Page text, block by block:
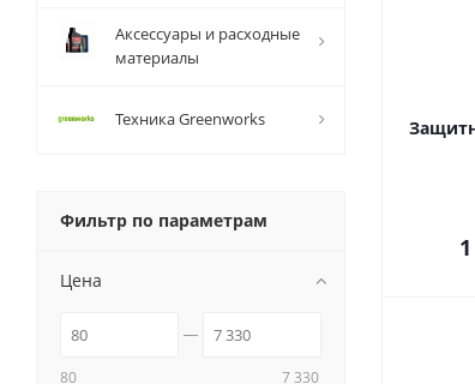
Аксессуары и расходные
материалы
Техника Greenworks
Фильтр по параметрам
Цена
80 7 330